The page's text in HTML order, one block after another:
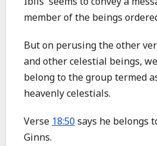
member of the beings
But on perusing the other
and other celestial beings,
belong to the group termed
heavenly celestials.
Verse 18:50 says he belongs
Ginns.